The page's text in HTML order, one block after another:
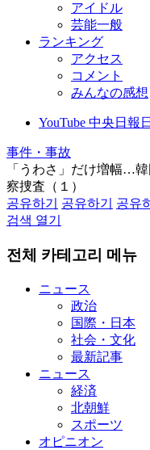
アイドル
芸能一般
ランキング
アクセス
コメント
みんなの感想
YouTube 中央日報
事件・事故
「うわさ」だけ増幅…
察捜査（１）
공유하기
공유하기
공유
검색 열기
전체 카테고리 메뉴
ニュース
政治
国際・日本
社会・文化
最新記事
ニュース
経済
北朝鮮
スポーツ
オピニオン